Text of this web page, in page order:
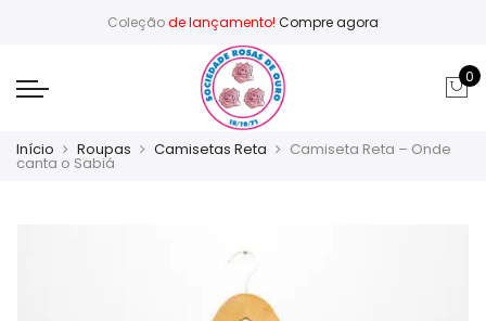
Coleçãode lançamento! Compre agora
0
Início Roupas Camisetas Reta Camiseta Reta – Onde
canta o Sabiá